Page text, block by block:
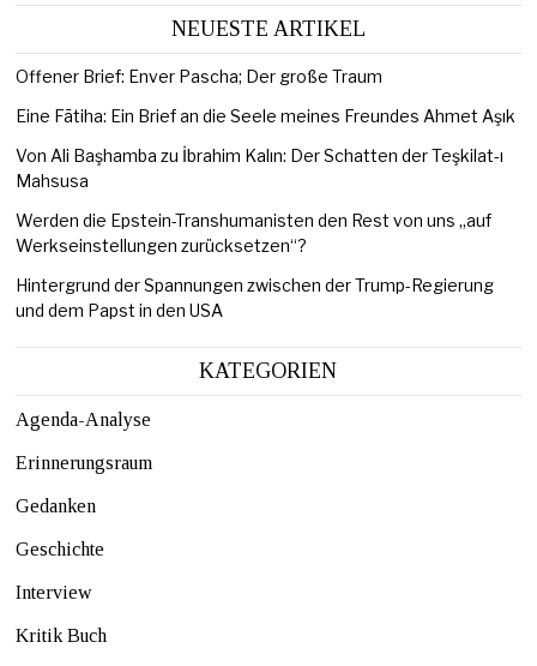
NEUESTE ARTIKEL
Offener Brief: Enver Pascha; Der große Traum
Eine Fātiha: Ein Brief an die Seele meines Freundes Ahmet Aşık
Von Ali Başhamba zu İbrahim Kalın: Der Schatten der Teşkilat-ı
Mahsusa
Werden die Epstein-Transhumanisten den Rest von uns „auf
Werkseinstellungen zurücksetzen“?
Hintergrund der Spannungen zwischen der Trump-Regierung
und dem Papst in den USA
KATEGORIEN
Agenda-Analyse
Erinnerungsraum
Gedanken
Geschichte
Interview
Kritik Buch